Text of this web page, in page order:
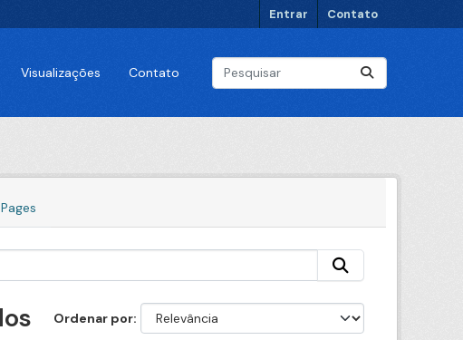
Entrar Contato
Visualizações Contato
Ordenar por